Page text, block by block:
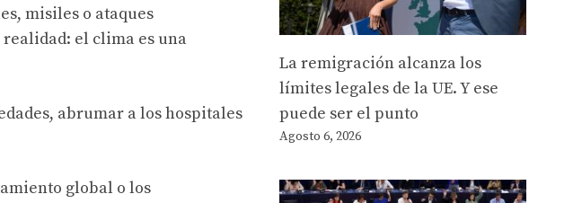
misiles o ataques
realidad: el clima es una
abrumar a los hospitales
global o los
La remigración alcanza los
límites legales de la UE. Y ese
puede ser el punto
Agosto 6, 2026